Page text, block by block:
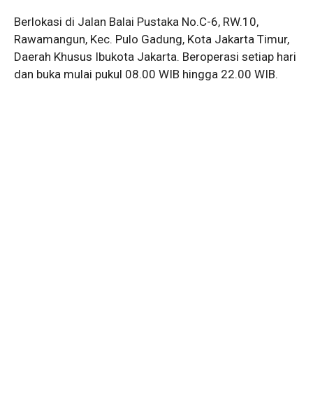
Berlokasi di Jalan Balai Pustaka No.C-6, RW.10,
Rawamangun, Kec. Pulo Gadung, Kota Jakarta Timur,
Daerah Khusus Ibukota Jakarta. Beroperasi setiap hari
dan buka mulai pukul 08.00 WIB hingga 22.00 WIB.